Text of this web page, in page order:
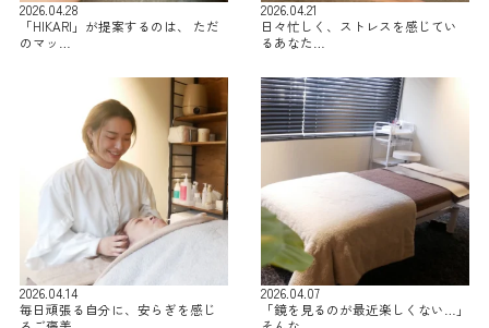
2026.04.28
「HIKARI」が提案するのは、 ただ
のマッ…
2026.04.21
日々忙しく、ストレスを感じてい
るあなた…
2026.04.14
毎日頑張る自分に、安らぎを感じ
2026.04.07
「鏡を見るのが最近楽しくない…」